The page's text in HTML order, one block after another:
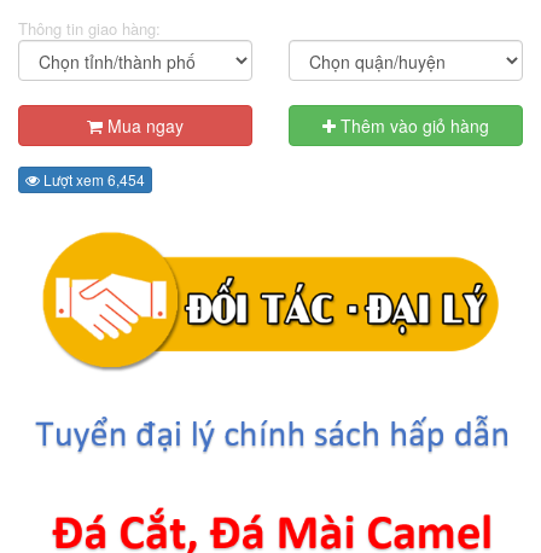
Thông tin giao hàng:
Mua ngay Thêm vào giỏ hàng
Lượt xem 6,454